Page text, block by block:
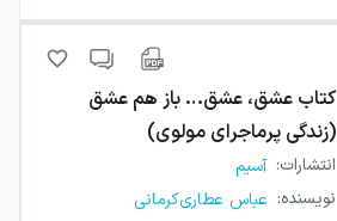
کتاب عشق، عشق… باز هم عشق
(زندگی پرماجرای مولوی)
انتشارات: آسیم
نویسنده: عباس عطاری‌کرمانی